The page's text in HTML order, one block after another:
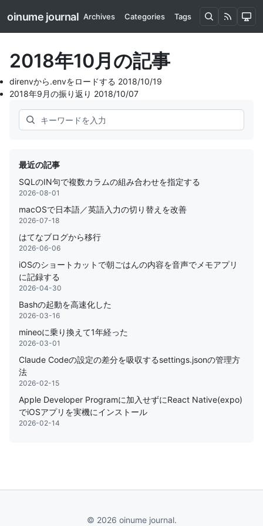
oinume journal Archives Categories Tags
2018年10月の記事
direnvから.envをロードする 2018/10/19
2018年9月の振り返り 2018/10/07
Search
最近の記事
SQLのIN句で複数カラムの組み合わせを指定する
2026-08-01
macOSで日本語／英語入力の切り替えを改善
2026-07-18
はてなブログから移行
2026-06-06
iOSのショートカットで朝ごはんの内容を音声でメモアプリ
に記録する
2026-04-30
Bashの起動を高速化した
2026-03-16
mineoに乗り換えて1年経った
2026-03-01
Claude Codeの設定の差分を吸収するsettings.jsonの管理方
法
2026-02-15
Apple Developer Programに加入せずにReact Native(expo)
でiOSアプリを実機にインストール
2026-02-14
© 2026 oinume journal.